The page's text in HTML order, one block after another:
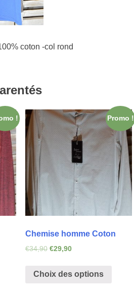
coton -col rond
! Promo !
Chemise homme Coton
€34,90 €29,90
Choix des options